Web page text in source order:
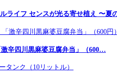
ライフ センスが光る寄せ植え 〜夏
辛四川黒麻婆豆腐弁当」（600…